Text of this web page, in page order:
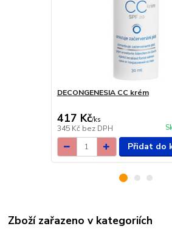
DECONGENESIA CC krém
417 Kč/ks
345 Kč bez DPH
Přidat do
Zboží zařazeno v kategoriích